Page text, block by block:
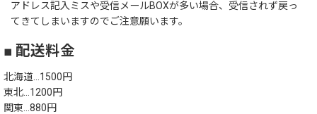
アドレス記入ミスや受信メールBOXが多い場合、受信されず戻っ
てきてしまいますのでご注意願います。
■ 配送料金
北海道…1500円
東北…1200円
関東…880円